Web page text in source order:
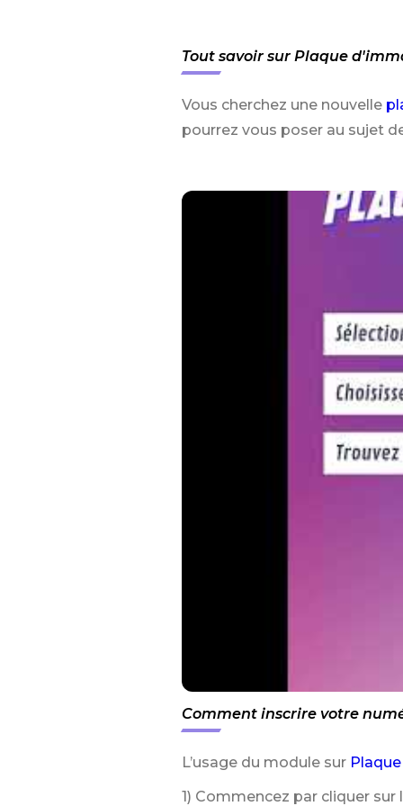
Tout savoir sur Plaque
Vous cherchez une nouvelle
pourrez vous poser au sujet
Comment inscrire votre
L’usage du module sur
1) Commencez par cliquer